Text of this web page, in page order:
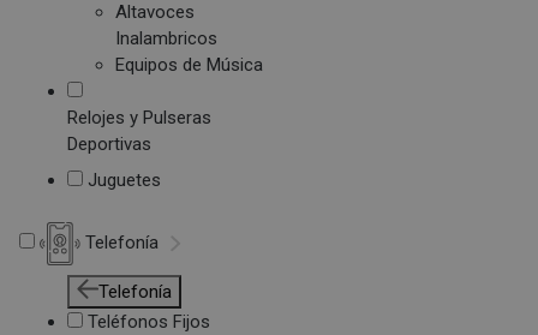
Altavoces
Inalambricos
Equipos de Música
Relojes y Pulseras
Deportivas
Juguetes
Telefonía
Telefonía
Teléfonos Fijos